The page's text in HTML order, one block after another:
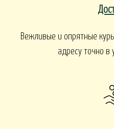
Вежливые и опрятные
адресу точно в